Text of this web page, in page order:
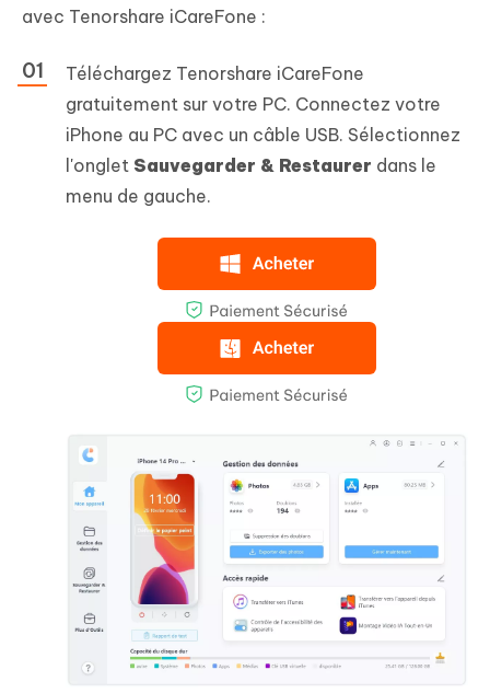
avec Tenorshare iCareFone :
Téléchargez Tenorshare iCareFone
gratuitement sur votre PC. Connectez votre
iPhone au PC avec un câble USB. Sélectionnez
l'onglet Sauvegarder & Restaurer dans le
menu de gauche.